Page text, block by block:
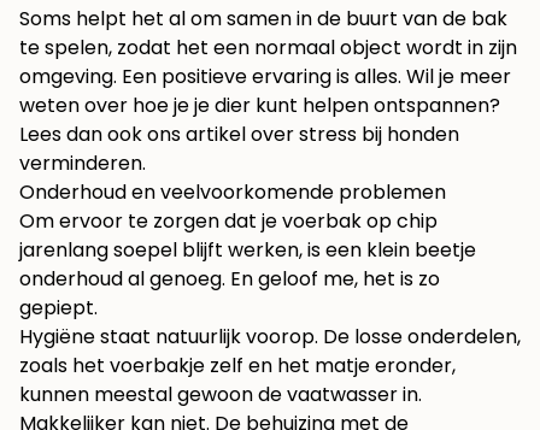
Soms helpt het al om samen in de buurt van de bak
te spelen, zodat het een normaal object wordt in zijn
omgeving. Een positieve ervaring is alles. Wil je meer
weten over hoe je je dier kunt helpen ontspannen?
Lees dan ook ons artikel overstress bij honden
verminderen.
Onderhoud en veelvoorkomende problemen
Om ervoor te zorgen dat je voerbak op chip
jarenlang soepel blijft werken, is een klein beetje
onderhoud al genoeg. En geloof me, het is zo
gepiept.
Hygiëne staat natuurlijk voorop. De losse onderdelen,
zoals het voerbakje zelf en het matje eronder,
kunnen meestal gewoon de vaatwasser in.
Makkelijker kan niet. De behuizing met de